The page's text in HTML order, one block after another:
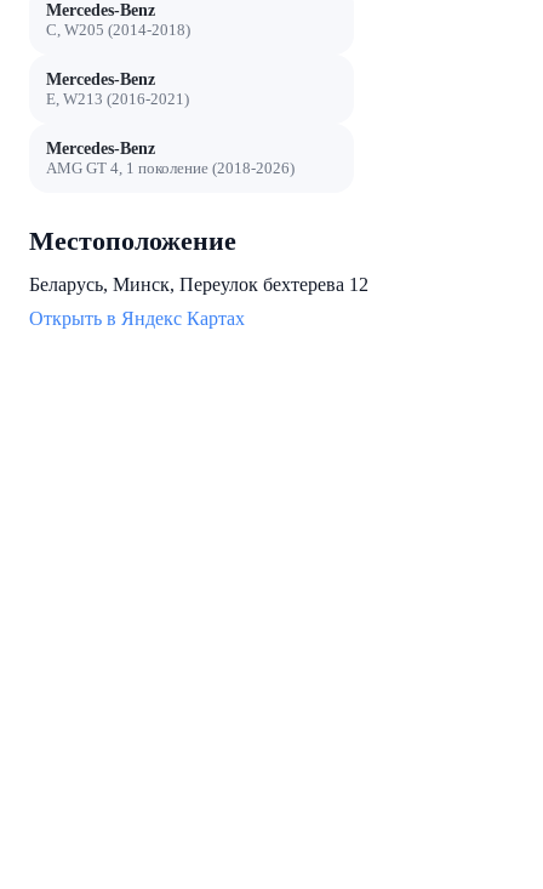
Mercedes-Benz
C, W205 (2014-2018)
Mercedes-Benz
E, W213 (2016-2021)
Mercedes-Benz
AMG GT 4, 1 поколение (2018-2026)
Местоположение
Беларусь, Минск, Переулок бехтерева 12
Открыть в Яндекс Картах